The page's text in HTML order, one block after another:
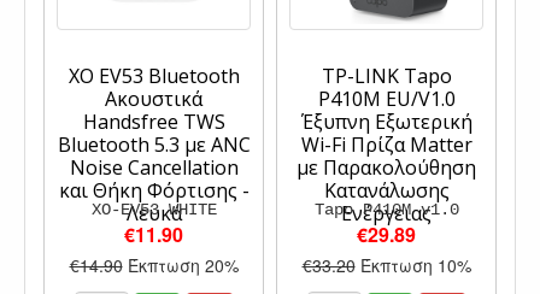
XO EV53 Bluetooth
Ακουστικά
Handsfree TWS
Bluetooth 5.3 με ANC
Noise Cancellation
και Θήκη Φόρτισης -
Λευκά
XO-EV53 WHITE
€11.90
€14.90 Έκπτωση 20%
TP-LINK Tapo
P410M EU/V1.0
Έξυπνη Εξωτερική
Wi-Fi Πρίζα Matter
με Παρακολούθηση
Κατανάλωσης
Ενέργειας
Tapo P410M v1.0
€29.89
€33.20 Έκπτωση 10%